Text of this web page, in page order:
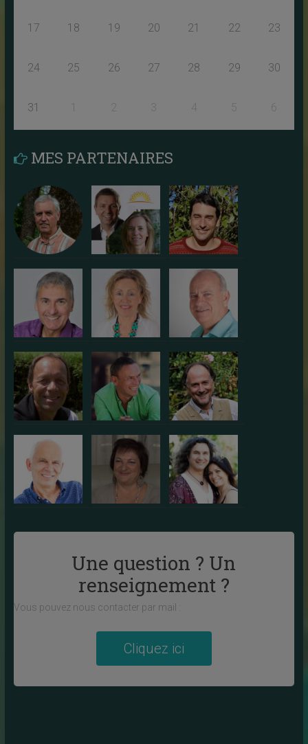
17 18 19 20 21 22 23
24 25 26 27 28 29 30
31 2 3 5 6
MES PARTENAIRES
Une question ? Un
renseignement ?
Vous pouvez nous contacter par mail :
Cliquez ici